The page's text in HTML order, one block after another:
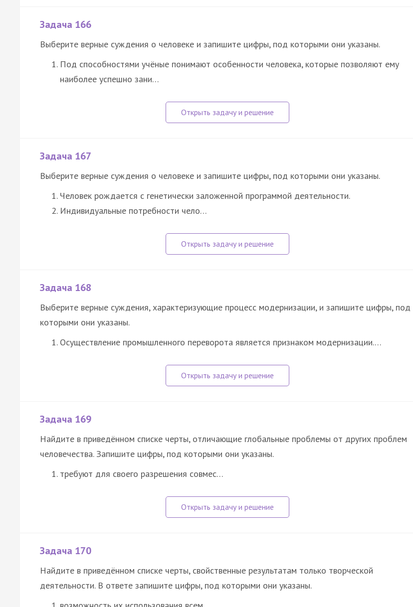
Задача 166
Выберите верные суждения о человеке и запишите цифры, под которыми они указаны.
Под способностями учёные понимают особенности человека, которые позволяют ему
наиболее успешно зани…
Задача 167
Выберите верные суждения о человеке и запишите цифры, под которыми они указаны.
Человек рождается с генетически заложенной программой деятельности.
Индивидуальные потребности чело…
Задача 168
Выберите верные суждения, характеризующие процесс модернизации, и запишите цифры, под
которыми они указаны.
Осуществление промышленного переворота является признаком модернизации.…
Задача 169
Найдите в приведённом списке черты, отличающие глобальные проблемы от других проблем
человечества. Запишите цифры, под которыми они указаны.
требуют для своего разрешения совмес…
Задача 170
Найдите в приведённом списке черты, свойственные результатам только творческой
деятельности. В ответе запишите цифры, под которыми они указаны.